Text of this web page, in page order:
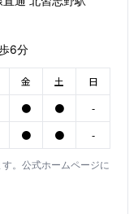
6分
金 土
日
● ●
-
● ● -
。公式ホームページに